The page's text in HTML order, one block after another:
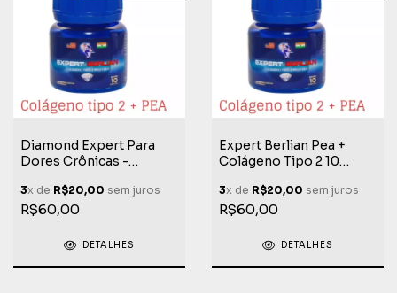
Diamond Expert Para
Dores Crônicas -
Berlian PEA 10 Cápsulas
3x de R$20,00 sem juros
R$60,00
DETALHES
Expert Berlian Pea +
Colágeno Tipo 2 10
3x de R$20,00 sem juros
R$60,00
DETALHES